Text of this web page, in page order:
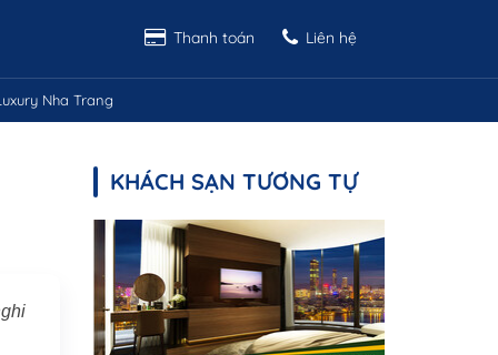
Thanh toán Liên hệ
Nha Trang
KHÁCH SẠN TƯƠNG TỰ